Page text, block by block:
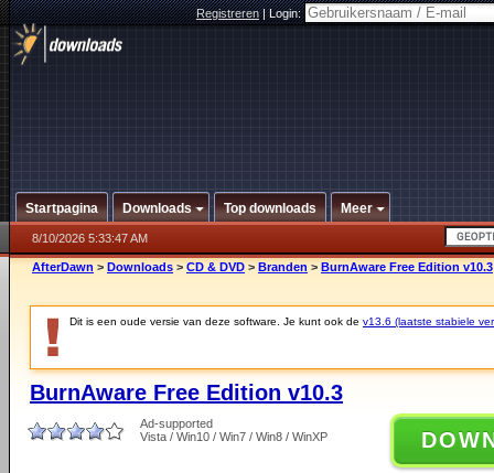
Registreren|Login:
Startpagina Downloads Top downloads Meer
8/10/2026 5:33:47 AM
AfterDawn > Downloads > CD & DVD > Branden > BurnAware Free Edition v10.3
Dit is een oude versie van deze software. Je kunt ook de v13.6 (laatste stabiele
BurnAware Free Edition v10.3
Ad-supported
Vista / Win10 / Win7 / Win8 / WinXP